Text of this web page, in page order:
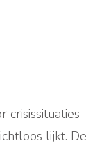
crisissituaties
lijkt. De